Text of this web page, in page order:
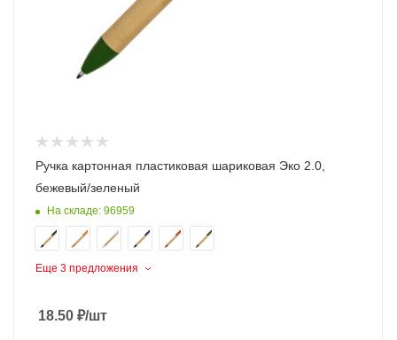
Ручка картонная пластиковая шариковая Эко 2.0,
бежевый/зеленый
На складе: 96959
Еще 3 предложения
18.50 ₽/шт